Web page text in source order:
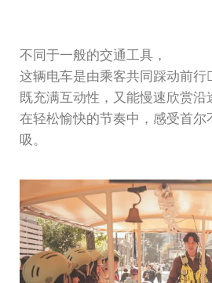
不同于一般的交通工具，
这辆电车是由乘客共同踩动前行
既充满互动性，又能慢速欣赏沿
在轻松愉快的节奏中，感受首尔
吸。